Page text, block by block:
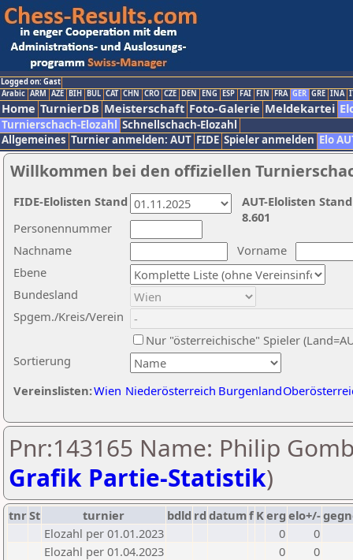
Logged on: Gast
Arabic ARM AZE BIH BUL CAT CHN CRO CZE DEN ENG ESP FAI FIN FRA GER GRE INA
Home TurnierDB Meisterschaft Foto-Galerie Meldekartei
Turnierschach-Elozahl Schnellschach-Elozahl
Allgemeines Turnier anmelden: AUT FIDE Spieler anmelden Elo
Willkommen bei den offiziellen
Nachname
Vorname
Ebene
Sortierung
Personennummer
Bundesland
Spgem./Kreis/Verein
Nur "österreichische" Spieler
Vereinslisten:Wien Niederösterreich Burgenland
AUT-Elolisten
8.601
FIDE-Elolisten Stand
Pnr:143165 Name: Philip
Grafik Partie-Statistik)
tnrSt turnier bdld rd datumf Kerg elo+/-
Elozahl per 01.01.2023
0
0
Elozahl per 01.04.2023
0
0